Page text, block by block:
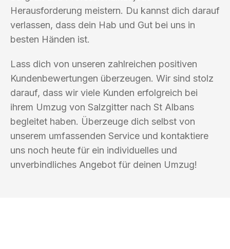
Herausforderung meistern. Du kannst dich darauf
verlassen, dass dein Hab und Gut bei uns in
besten Händen ist.
Lass dich von unseren zahlreichen positiven
Kundenbewertungen überzeugen. Wir sind stolz
darauf, dass wir viele Kunden erfolgreich bei
ihrem Umzug von Salzgitter nach St Albans
begleitet haben. Überzeuge dich selbst von
unserem umfassenden Service und kontaktiere
uns noch heute für ein individuelles und
unverbindliches Angebot für deinen Umzug!